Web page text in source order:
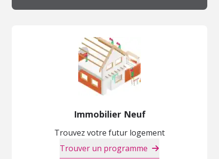
Immobilier Neuf
Trouvez votre futur logement
Trouver un programme